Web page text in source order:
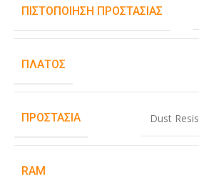
ΠΙΣΤΟΠΟΊΗΣΗ ΠΡΟΣΤΑΣΊΑΣ
ΠΛΆΤΟΣ
ΠΡΟΣΤΑΣΊΑ Dust
RAM